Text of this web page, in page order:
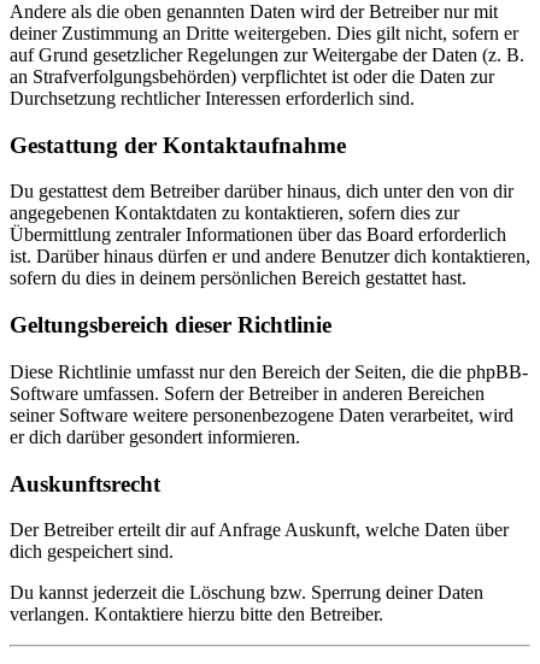
Andere als die oben genannten Daten wird der Betreiber nur mit
deiner Zustimmung an Dritte weitergeben. Dies gilt nicht, sofern er
auf Grund gesetzlicher Regelungen zur Weitergabe der Daten (z. B.
an Strafverfolgungsbehörden) verpflichtet ist oder die Daten zur
Durchsetzung rechtlicher Interessen erforderlich sind.
Gestattung der Kontaktaufnahme
Du gestattest dem Betreiber darüber hinaus, dich unter den von dir
angegebenen Kontaktdaten zu kontaktieren, sofern dies zur
Übermittlung zentraler Informationen über das Board erforderlich
ist. Darüber hinaus dürfen er und andere Benutzer dich kontaktieren,
sofern du dies in deinem persönlichen Bereich gestattet hast.
Geltungsbereich dieser Richtlinie
Diese Richtlinie umfasst nur den Bereich der Seiten, die die phpBB-
Software umfassen. Sofern der Betreiber in anderen Bereichen
seiner Software weitere personenbezogene Daten verarbeitet, wird
er dich darüber gesondert informieren.
Auskunftsrecht
Der Betreiber erteilt dir auf Anfrage Auskunft, welche Daten über
dich gespeichert sind.
Du kannst jederzeit die Löschung bzw. Sperrung deiner Daten
verlangen. Kontaktiere hierzu bitte den Betreiber.